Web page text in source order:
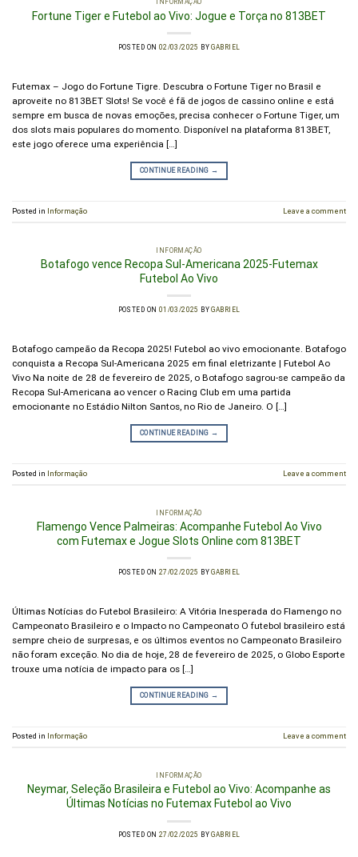
INFORMAÇÃO
Fortune Tiger e Futebol ao Vivo: Jogue e Torça no 813BET
POSTED ON 02/03/2025 BYGABRIEL
Futemax – Jogo do Fortune Tigre. Descubra o Fortune Tiger no Brasil e
aproveite no 813BET Slots! Se você é fã de jogos de cassino online e está
sempre em busca de novas emoções, precisa conhecer o Fortune Tiger, um
dos slots mais populares do momento. Disponível na plataforma 813BET,
este jogo oferece uma experiência […]
CONTINUE READING →
Posted in Informação Leave a comment
INFORMAÇÃO
Botafogo vence Recopa Sul-Americana 2025-Futemax
Futebol Ao Vivo
POSTED ON 01/03/2025 BYGABRIEL
Botafogo campeão da Recopa 2025! Futebol ao vivo emocionante. Botafogo
conquista a Recopa Sul-Americana 2025 em final eletrizante | Futebol Ao
Vivo Na noite de 28 de fevereiro de 2025, o Botafogo sagrou-se campeão da
Recopa Sul-Americana ao vencer o Racing Club em uma partida
emocionante no Estádio Nilton Santos, no Rio de Janeiro. O […]
CONTINUE READING →
Posted in Informação Leave a comment
INFORMAÇÃO
Flamengo Vence Palmeiras: Acompanhe Futebol Ao Vivo
com Futemax e Jogue Slots Online com 813BET
POSTED ON 27/02/2025 BYGABRIEL
Últimas Notícias do Futebol Brasileiro: A Vitória Inesperada do Flamengo no
Campeonato Brasileiro e o Impacto no Campeonato O futebol brasileiro está
sempre cheio de surpresas, e os últimos eventos no Campeonato Brasileiro
não foram exceção. No dia de hoje, 28 de fevereiro de 2025, o Globo Esporte
trouxe uma notícia de impacto para os […]
CONTINUE READING →
Posted in Informação Leave a comment
INFORMAÇÃO
Neymar, Seleção Brasileira e Futebol ao Vivo: Acompanhe as
Últimas Notícias no Futemax Futebol ao Vivo
POSTED ON 27/02/2025 BYGABRIEL